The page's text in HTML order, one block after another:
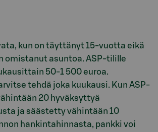
kun on täyttänyt 15-vuotta eikä
omistanut asuntoa. ASP-tilille
50-1 500 euroa.
tehdä joka kuukausi. Kun ASP-
20 hyväksyttyä
ja säästetty vähintään 10
hankintahinnasta, pankki voi